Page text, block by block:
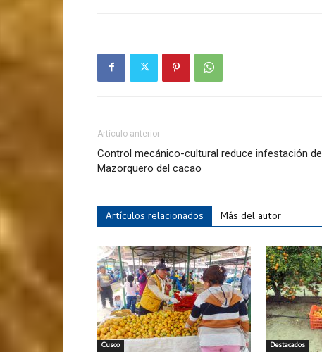
Artículo anterior
Control mecánico-cultural reduce infestación de
Mazorquero del cacao
Artículos relacionados Más del autor
Cusco Destacados